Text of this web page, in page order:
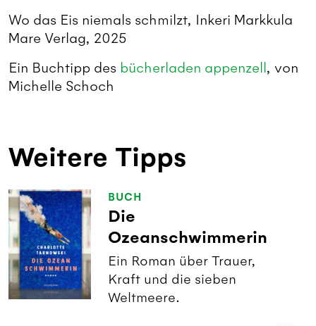
Wo das Eis niemals schmilzt, Inkeri Markkula
Mare Verlag, 2025
Ein Buchtipp des bücherladen appenzell , von
Michelle Schoch
Weitere Tipps
BUCH
Die
Ozeanschwimmerin
Ein Roman über Trauer,
Kraft und die sieben
Weltmeere.